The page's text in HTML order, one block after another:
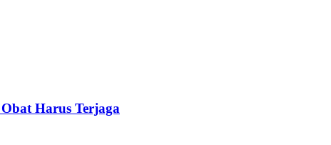
Harus Terjaga